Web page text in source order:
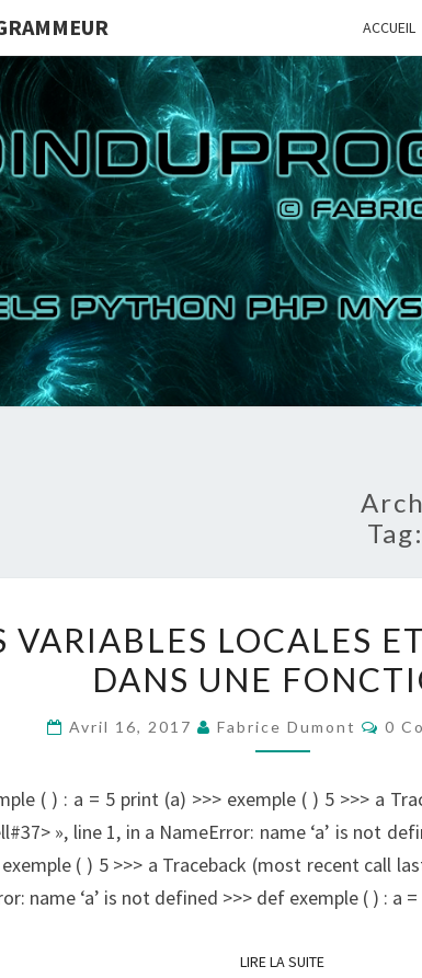
ACCUEIL
Tag:
VARIABLES
LOCALES
GLOBALES
UNE
FONCTION
VARIABLES LOCALES
DANS UNE
Avril 16, 2017 Fabrice Dumont 0
( ) : a = 5 print (a) >>> exemple ( ) 5 >>> a
», line 1, in a NameError: name ‘a’ is not
( ) 5 >>> a Traceback (most recent call
name ‘a’ is not defined >>> def exemple ( ) : a
LIRE LA SUITELIRE LA SUITE